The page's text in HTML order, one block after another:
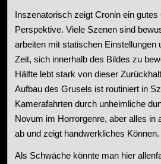
Inszenatorisch zeigt Cronin ein
Perspektive. Viele Szenen sind
arbeiten mit statischen Einstellungen
Zeit, sich innerhalb des Bildes zu
Hälfte lebt stark von dieser
Aufbau des Grusels ist routiniert in
Kamerafahrten durch unheimliche
Novum im Horrorgenre, aber alles in
ab und zeigt handwerkliches Können.
Als Schwäche könnte man hier